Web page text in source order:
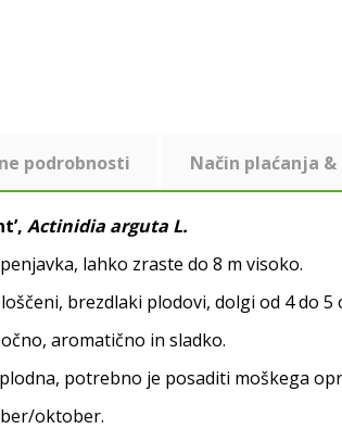
podrobnosti Način plaćanja
Actinidia arguta L.
lahko zraste do 8 m visoko.
brezdlaki plodovi, dolgi od 4 do 5
aromatično in sladko.
potrebno je posaditi moškega
oktober.